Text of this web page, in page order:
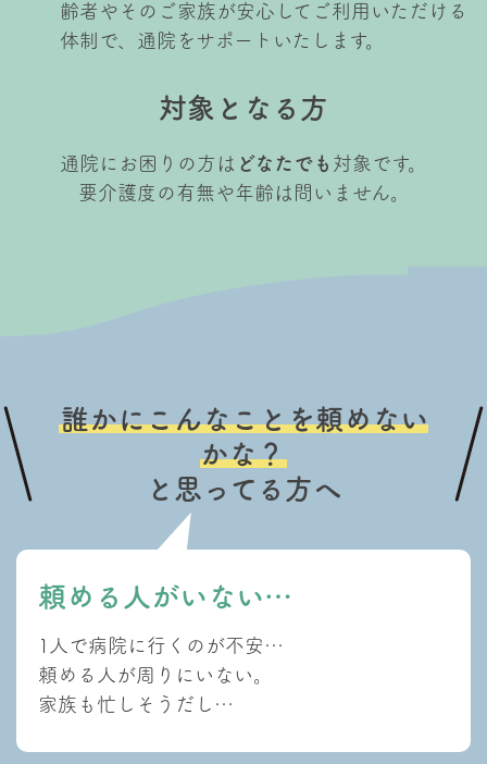
齢者やそのご家族が安心してご利用いただける
体制で、通院をサポートいたします。
対象となる方
通院にお困りの方は どなたでも 対象です。
​要介護度の有無や年齢は問いません。
誰かにこんなことを頼めない
かな？
と思ってる方へ
頼める人がいない…
1人で病院に行くのが不安…
頼める人が周りにいない。
家族も忙しそうだし…